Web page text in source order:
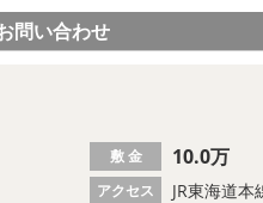
問い合わせ
アクセス JR東海道
敷 金 10.0万